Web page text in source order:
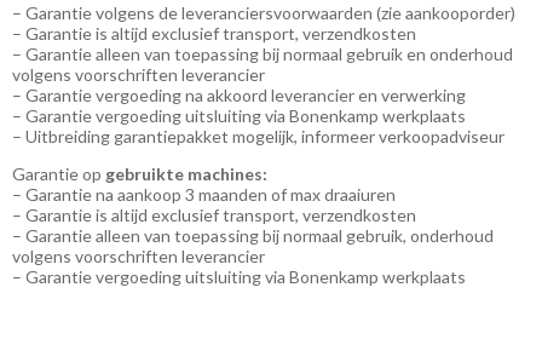
– Garantie volgens de leveranciersvoorwaarden (zie aankooporder)
– Garantie is altijd exclusief transport, verzendkosten
– Garantie alleen van toepassing bij normaal gebruik en onderhoud
volgens voorschriften leverancier
– Garantie vergoeding na akkoord leverancier en verwerking
– Garantie vergoeding uitsluiting via Bonenkamp werkplaats
– Uitbreiding garantiepakket mogelijk, informeer verkoopadviseur
Garantie op gebruikte machines:
– Garantie na aankoop 3 maanden of max draaiuren
– Garantie is altijd exclusief transport, verzendkosten
– Garantie alleen van toepassing bij normaal gebruik, onderhoud
volgens voorschriften leverancier
– Garantie vergoeding uitsluiting via Bonenkamp werkplaats